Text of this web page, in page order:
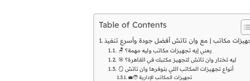
Table of Contents
مكاتب | مع وان تاتش أفضل جودة وأسرع تنفيذ
🪑 يعني إيه تجهيزات مكاتب وليه مهمة؟
🎯 ليه تختار وان تاتش لتجهيز مكتبك في القاهرة؟
🪞 أنواع تجهيزات المكاتب اللي بتوفرها وان تاتش
🧑‍💼 تجهيزات المكاتب الإدارية